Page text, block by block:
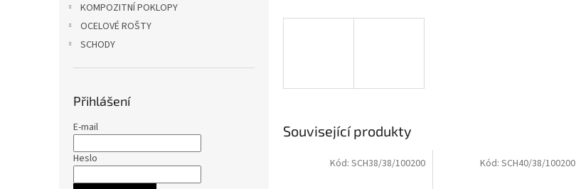
KOMPOZITNÍ POKLOPY
OCELOVÉ ROŠTY
SCHODY
Přihlášení
E-mail
Heslo
Související produkty
Kód: SCH38/38/100200 Kód: SCH40/38/100200